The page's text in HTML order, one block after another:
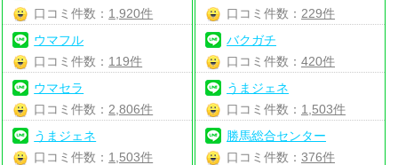
口コミ件数： 1,920件
ウマフル
口コミ件数： 119件
ウマセラ
口コミ件数： 2,806件
うまジェネ
口コミ件数： 1,503件
口コミ件数： 229件
バクガチ
口コミ件数： 420件
うまジェネ
口コミ件数： 1,503件
勝馬総合センター
口コミ件数： 376件